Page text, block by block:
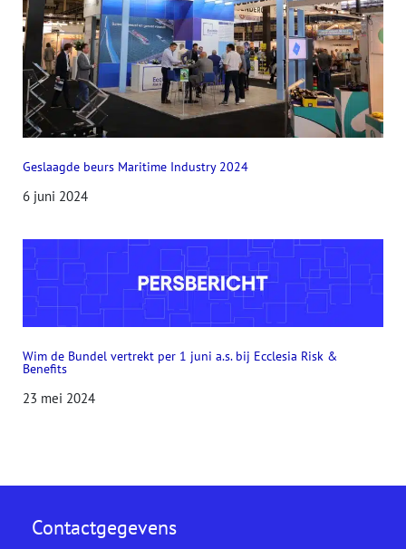
Geslaagde beurs Maritime Industry 2024
6 juni 2024
Wim de Bundel vertrekt per 1 juni a.s. bij Ecclesia Risk &
Benefits
23 mei 2024
Contactgegevens